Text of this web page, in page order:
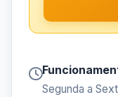
Segunda a